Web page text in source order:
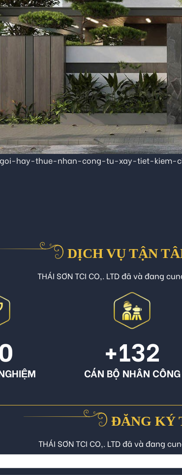
hay-thue-nhan-cong-tu-xay-tiet-kiem-
DỊCH VỤ TẬN
THÁI SƠN TCI CO,. LTD đã và đang
+132
CÁN BỘ NHÂN CÔNG
ĐĂNG KÝ
THÁI SƠN TCI CO,. LTD đã và đang